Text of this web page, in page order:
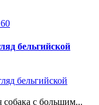
бельгийской
с большим...